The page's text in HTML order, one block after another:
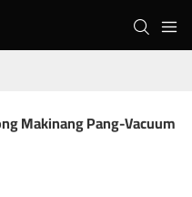
Makinang Pang-Vacuum